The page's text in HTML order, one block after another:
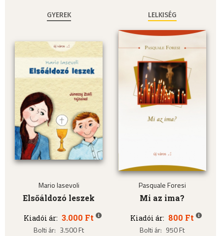
GYEREK
Mario Iasevoli
Elsőáldozó leszek
Kiadói ár: 3.000 Ft
Bolti ár: 3.500 Ft
LELKISÉG
Pasquale Foresi
Mi az ima?
Kiadói ár: 800 Ft
Bolti ár: 950 Ft